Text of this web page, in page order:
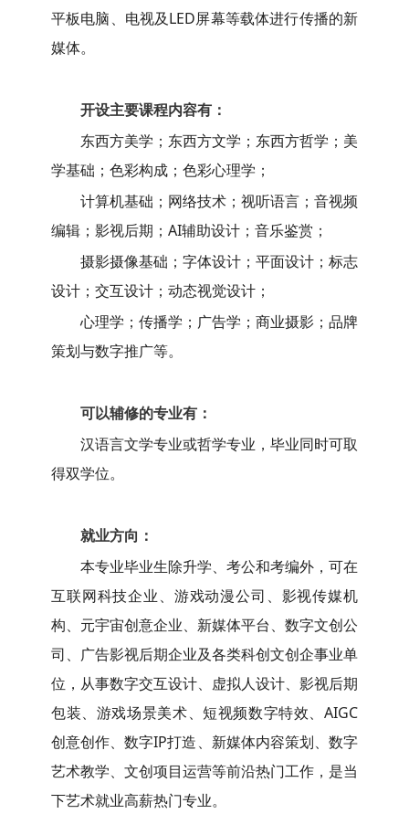
平板电脑、电视及LED屏幕等载体进行传播的新
媒体。
开设主要课程内容有：
东西方美学；东西方文学；东西方哲学；美
学基础；色彩构成；色彩心理学；
计算机基础；网络技术；视听语言；音视频
编辑；影视后期；AI辅助设计；音乐鉴赏；
摄影摄像基础；字体设计；平面设计；标志
设计；交互设计；动态视觉设计；
心理学；传播学；广告学；商业摄影；品牌
策划与数字推广等。
可以辅修的专业有：
汉语言文学专业或哲学专业，毕业同时可取
得双学位。
就业方向：
本专业毕业生除升学、考公和考编外，可在
互联网科技企业、游戏动漫公司、影视传媒机
构、元宇宙创意企业、新媒体平台、数字文创公
司、广告影视后期企业及各类科创文创企事业单
位，从事数字交互设计、虚拟人设计、影视后期
包装、游戏场景美术、短视频数字特效、AIGC
创意创作、数字IP打造、新媒体内容策划、数字
艺术教学、文创项目运营等前沿热门工作，是当
下艺术就业高薪热门专业。